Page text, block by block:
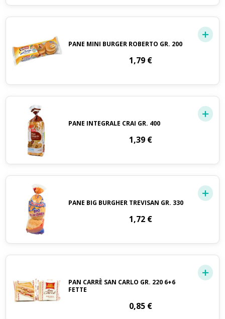
PANE MINI BURGER ROBERTO GR. 200
1,79 €
PANE INTEGRALE CRAI GR. 400
1,39 €
PANE BIG BURGHER TREVISAN GR. 330
1,72 €
PAN CARRÈ SAN CARLO GR. 220 6+6
FETTE
0,85 €